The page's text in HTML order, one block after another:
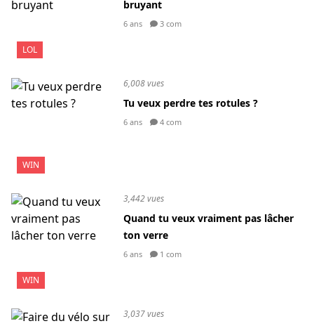
LOL
bruyant
6 ans 3 com
WIN
6,008 vues
Tu veux perdre tes rotules ?
6 ans 4 com
WIN
3,442 vues
Quand tu veux vraiment pas lâcher
ton verre
6 ans 1 com
3,037 vues